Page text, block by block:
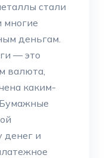
стали
многие
деньгам.
— это
валюта,
каким-
денег и